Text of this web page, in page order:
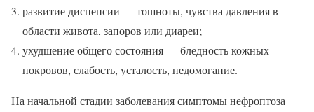
развитие диспепсии — тошноты, чувства давления в
области живота, запоров или диареи;
ухудшение общего состояния — бледность кожных
покровов, слабость, усталость, недомогание.
На начальной стадии заболевания симптомы нефроптоза